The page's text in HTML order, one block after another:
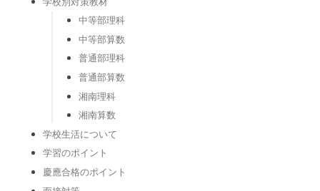
中等部理科
中等部算数
普通部理科
普通部算数
湘南理科
湘南算数
学校生活について
学習のポイント
慶應合格のポイント